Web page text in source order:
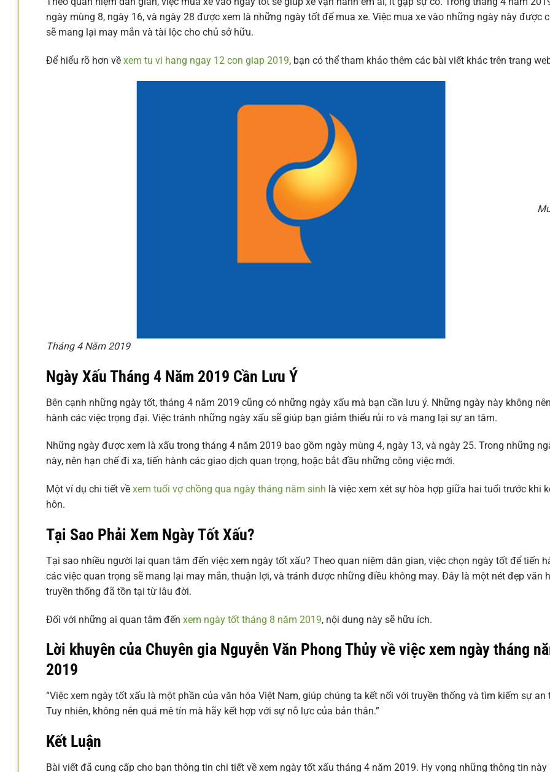
ngày mùng 8, ngày 16, và ngày 28 được xem là những ngày tốt để mua xe. Việc mua xe vào những ngày này được
sẽ mang lại may mắn và tài lộc cho chủ sở hữu.
Để hiểu rõ hơn về xem tu vi hang ngay 12 con giap 2019, bạn có thể tham khảo thêm các bài viết khác trên trang
Tháng 4 Năm 2019
Ngày Xấu Tháng 4 Năm 2019 Cần Lưu Ý
Bên cạnh những ngày tốt, tháng 4 năm 2019 cũng có những ngày xấu mà bạn cần lưu ý. Những ngày này không
hành các việc trọng đại. Việc tránh những ngày xấu sẽ giúp bạn giảm thiểu rủi ro và mang lại sự an tâm.
Những ngày được xem là xấu trong tháng 4 năm 2019 bao gồm ngày mùng 4, ngày 13, và ngày 25. Trong những
này, nên hạn chế đi xa, tiến hành các giao dịch quan trọng, hoặc bắt đầu những công việc mới.
Một ví dụ chi tiết về xem tuổi vợ chồng qua ngày tháng năm sinh là việc xem xét sự hòa hợp giữa hai tuổi trước khi
hôn.
Tại Sao Phải Xem Ngày Tốt Xấu?
Tại sao nhiều người lại quan tâm đến việc xem ngày tốt xấu? Theo quan niệm dân gian, việc chọn ngày tốt để tiến
các việc quan trọng sẽ mang lại may mắn, thuận lợi, và tránh được những điều không may. Đây là một nét đẹp văn
truyền thống đã tồn tại từ lâu đời.
Đối với những ai quan tâm đến xem ngày tốt tháng 8 năm 2019, nội dung này sẽ hữu ích.
Lời khuyên của Chuyên gia Nguyễn Văn Phong Thủy về việc xem ngày tháng
2019
“Việc xem ngày tốt xấu là một phần của văn hóa Việt Nam, giúp chúng ta kết nối với truyền thống và tìm kiếm sự an
Tuy nhiên, không nên quá mê tín mà hãy kết hợp với sự nỗ lực của bản thân.”
Kết Luận
Bài viết đã cung cấp cho bạn thông tin chi tiết về xem ngày tốt xấu tháng 4 năm 2019. Hy vọng những thông tin này